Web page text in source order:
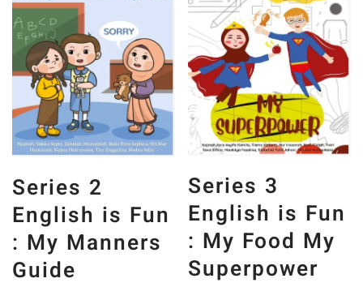
Series 2
English is Fun
: My Manners
Guide
Series 3
English is Fun
: My Food My
Superpower